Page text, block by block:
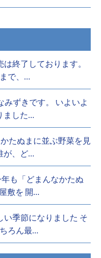
終了しております。
で、…
みずきです。 いよいよ
ました…
たぬまに並ぶ野菜を見
が、ど…
も「どまんなかたぬ
敷を 開…
季節になりました そ
ろん最…